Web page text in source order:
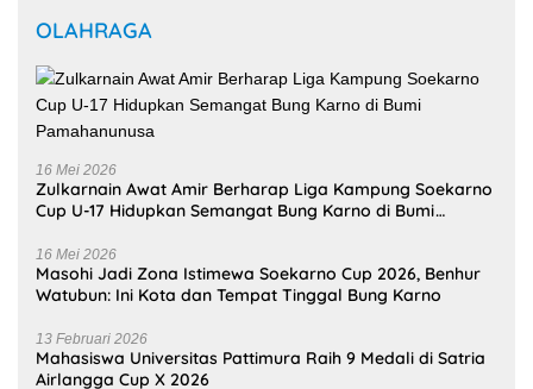
OLAHRAGA
16 Mei 2026
Zulkarnain Awat Amir Berharap Liga Kampung Soekarno
Cup U-17 Hidupkan Semangat Bung Karno di Bumi
16 Mei 2026
Masohi Jadi Zona Istimewa Soekarno Cup 2026, Benhur
Watubun: Ini Kota dan Tempat Tinggal Bung Karno
13 Februari 2026
Mahasiswa Universitas Pattimura Raih 9 Medali di Satria
Airlangga Cup X 2026